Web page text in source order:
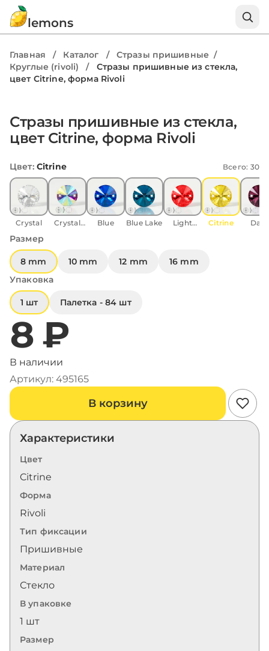
lemons
Главная / Каталог / Стразы пришивные /
Круглые (rivoli)
/
Стразы пришивные из стекла,
цвет Citrine, форма Rivoli
Стразы пришивные из стекла,
цвет Citrine, форма Rivoli
Цвет: Citrine Всего: 30
Crystal
Crystal
Blue Blue Lake
Light
Citrine
Dark
Размер
8 mm 10 mm 12 mm
16 mm
Упаковка
1 шт Палетка - 84 шт
8 ₽
В наличии
Артикул: 495165
В корзину
Характеристики
Цвет
Citrine
Форма
Rivoli
Тип фиксации
Пришивные
Материал
Стекло
В упаковке
1 шт
Размер